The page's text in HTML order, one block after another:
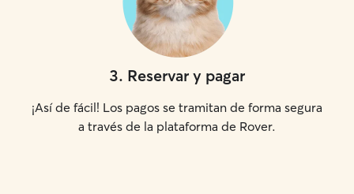
3. Reservar y pagar
¡Así de fácil! Los pagos se tramitan de forma segura
a través de la plataforma de Rover.